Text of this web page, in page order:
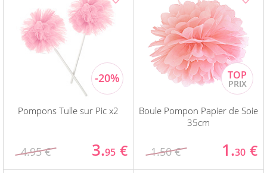
Pompons Tulle sur Pic x2
4.95 € 3.95 €
Boule Pompon Papier de Soie
35cm
1.50 € 1.30 €